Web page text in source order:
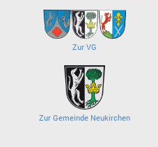
Zur VG
Zur Gemeinde Neukirchen